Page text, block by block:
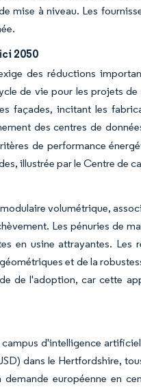
mise à niveau. Les
2050
des réductions
de vie pour les projets
façades, incitant les
des centres de
de performance
illustrée par le Centre de
volumétrique,
Les pénuries de
en usine attrayantes. Les
et de la
de l'adoption, car cette
d'intelligence
dans le Hertfordshire,
européenne en